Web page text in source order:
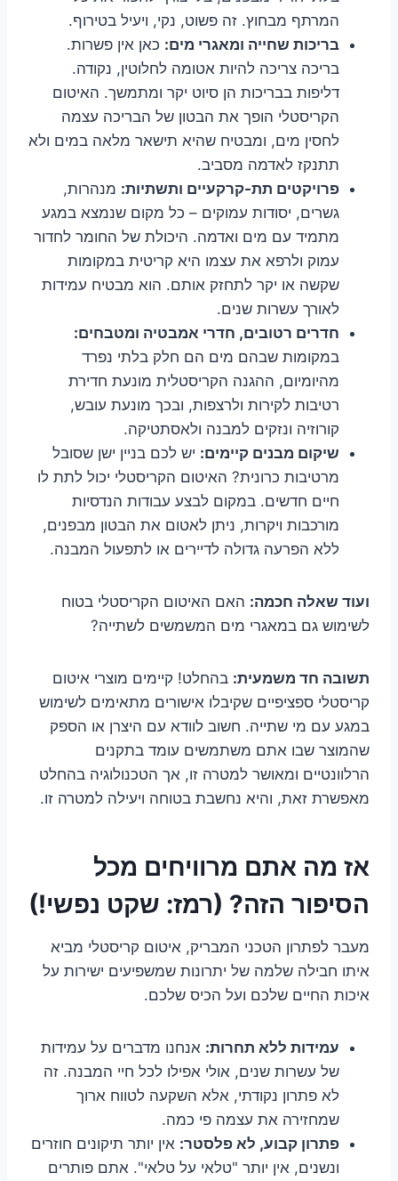
המרתף מבחוץ. זה פשוט, נקי, ויעיל בטירוף.
בריכות שחייה ומאגרי מים: כאן אין פשרות.
בריכה צריכה להיות אטומה לחלוטין, נקודה.
דליפות בבריכות הן סיוט יקר ומתמשך. האיטום
הקריסטלי הופך את הבטון של הבריכה עצמה
לחסין מים, ומבטיח שהיא תישאר מלאה במים ולא
תתנקז לאדמה מסביב.
פרויקטים תת-קרקעיים ותשתיות: מנהרות,
גשרים, יסודות עמוקים – כל מקום שנמצא במגע
מתמיד עם מים ואדמה. היכולת של החומר לחדור
עמוק ולרפא את עצמו היא קריטית במקומות
שקשה או יקר לתחזק אותם. הוא מבטיח עמידות
לאורך עשרות שנים.
חדרים רטובים, חדרי אמבטיה ומטבחים:
במקומות שבהם מים הם חלק בלתי נפרד
מהיומיום, ההגנה הקריסטלית מונעת חדירת
רטיבות לקירות ולרצפות, ובכך מונעת עובש,
קורוזיה ונזקים למבנה ולאסתטיקה.
שיקום מבנים קיימים: יש לכם בניין ישן שסובל
מרטיבות כרונית? האיטום הקריסטלי יכול לתת לו
חיים חדשים. במקום לבצע עבודות הנדסיות
מורכבות ויקרות, ניתן לאטום את הבטון מבפנים,
ללא הפרעה גדולה לדיירים או לתפעול המבנה.
ועוד שאלה חכמה: האם האיטום הקריסטלי בטוח
לשימוש גם במאגרי מים המשמשים לשתייה?
תשובה חד משמעית: בהחלט! קיימים מוצרי איטום
קריסטלי ספציפיים שקיבלו אישורים מתאימים לשימוש
במגע עם מי שתייה. חשוב לוודא עם היצרן או הספק
שהמוצר שבו אתם משתמשים עומד בתקנים
הרלוונטיים ומאושר למטרה זו, אך הטכנולוגיה בהחלט
מאפשרת זאת, והיא נחשבת בטוחה ויעילה למטרה זו.
אז מה אתם מרוויחים מכל
הסיפור הזה? (רמז: שקט נפשי!)
מעבר לפתרון הטכני המבריק, איטום קריסטלי מביא
איתו חבילה שלמה של יתרונות שמשפיעים ישירות על
איכות החיים שלכם ועל הכיס שלכם.
עמידות ללא תחרות: אנחנו מדברים על עמידות
של עשרות שנים, אולי אפילו לכל חיי המבנה. זה
לא פתרון נקודתי, אלא השקעה לטווח ארוך
שמחזירה את עצמה פי כמה.
פתרון קבוע, לא פלסטר: אין יותר תיקונים חוזרים
ונשנים, אין יותר "טלאי על טלאי". אתם פותרים